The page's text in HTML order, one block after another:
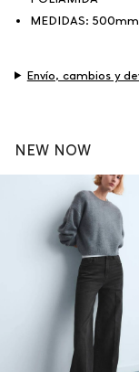
MEDIDAS: 500mm
Envío, cambios y
NEW NOW